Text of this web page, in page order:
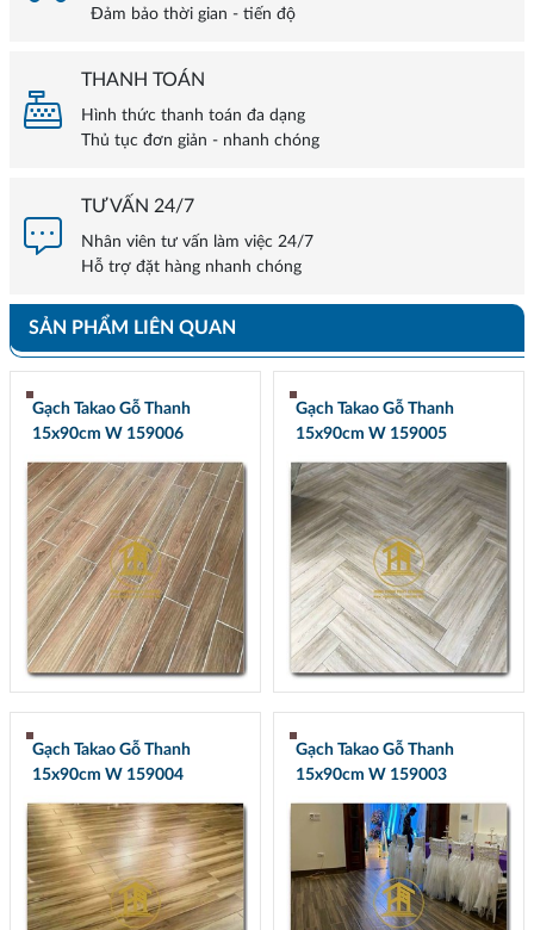
Đảm bảo thời gian - tiến độ
THANH TOÁN
Hình thức thanh toán đa dạng
Thủ tục đơn giản - nhanh chóng
TƯ VẤN 24/7
Nhân viên tư vấn làm việc 24/7
Hỗ trợ đặt hàng nhanh chóng
SẢN PHẨM LIÊN QUAN
Gạch Takao Gỗ Thanh
15x90cm W 159006
Gạch Takao Gỗ Thanh
15x90cm W 159005
Gạch Takao Gỗ Thanh
15x90cm W 159004
Gạch Takao Gỗ Thanh
15x90cm W 159003